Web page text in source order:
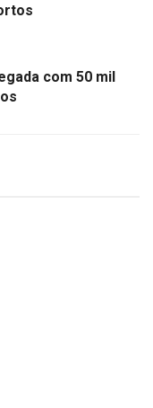
com 50 mil